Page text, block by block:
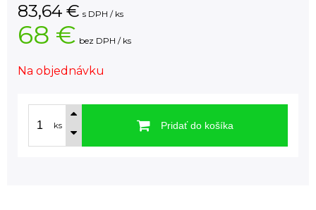
83,64 € s DPH / ks
68 € bez DPH / ks
Na objednávku
ks Pridať do košíka